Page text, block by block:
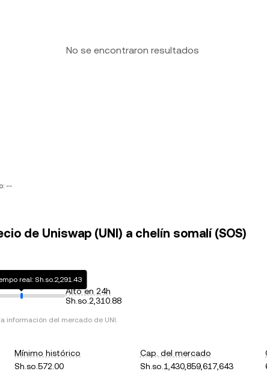
No se encontraron resultados
--
de Uniswap (UNI) a chelín somalí (SOS)
real: Sh.so.2,291.43
Alto en 24h
Sh.so.2,310.88
información del mercado de UNI.
Mínimo histórico
Sh.so.572.00
Cap. del mercado
Sh.so.1,430,859,617,643